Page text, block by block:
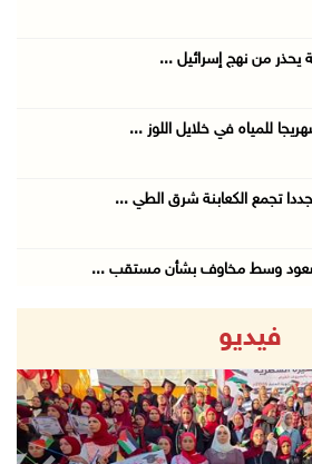
يحذر من نهج إسرائيل ...
للمياه في خلايل اللوز ...
تجمع الكعابنة شرق الطي ...
وسط مخاوف بشأن مستقب ...
منذ كانون الثاني
عسكريا شرق بيت لحم
فيديو